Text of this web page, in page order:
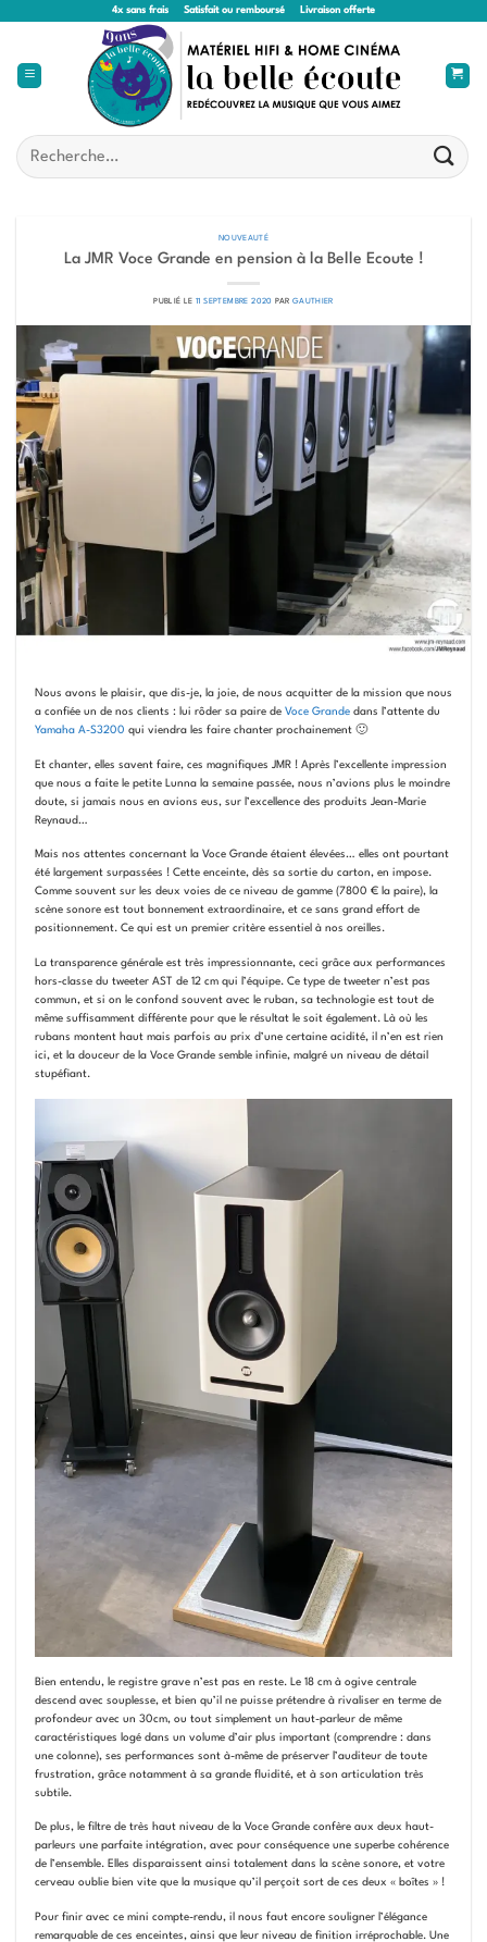
4x sans frais Satisfait ou remboursé Livraison offerte
Recherche
pour :
NOUVEAUTÉ
La JMR Voce Grande en pension à la Belle Ecoute !
PUBLIÉ LE 11 SEPTEMBRE 2020 PAR GAUTHIER
Nous avons le plaisir, que dis-je, la joie, de nous acquitter de la mission que nous
a confiée un de nos clients : lui rôder sa paire de Voce Grandedans l’attente du
Yamaha A-S3200 qui viendra les faire chanter prochainement 🙂
Et chanter, elles savent faire, ces magnifiques JMR ! Après l’excellente impression
que nous a faite le petite Lunna la semaine passée, nous n’avions plus le moindre
doute, si jamais nous en avions eus, sur l’excellence des produits Jean-Marie
Reynaud…
Mais nos attentes concernant la Voce Grande étaient élevées… elles ont pourtant
été largement surpassées ! Cette enceinte, dès sa sortie du carton, en impose.
Comme souvent sur les deux voies de ce niveau de gamme (7800 € la paire), la
scène sonore est tout bonnement extraordinaire, et ce sans grand effort de
positionnement. Ce qui est un premier critère essentiel à nos oreilles.
La transparence générale est très impressionnante, ceci grâce aux performances
hors-classe du tweeter AST de 12 cm qui l’équipe. Ce type de tweeter n’est pas
commun, et si on le confond souvent avec le ruban, sa technologie est tout de
même suffisamment différente pour que le résultat le soit également. Là où les
rubans montent haut mais parfois au prix d’une certaine acidité, il n’en est rien
ici, et la douceur de la Voce Grande semble infinie, malgré un niveau de détail
stupéfiant.
Bien entendu, le registre grave n’est pas en reste. Le 18 cm à ogive centrale
descend avec souplesse, et bien qu’il ne puisse prétendre à rivaliser en terme de
profondeur avec un 30cm, ou tout simplement un haut-parleur de même
caractéristiques logé dans un volume d’air plus important (comprendre : dans
une colonne), ses performances sont à-même de préserver l’auditeur de toute
frustration, grâce notamment à sa grande fluidité, et à son articulation très
subtile.
De plus, le filtre de très haut niveau de la Voce Grande confère aux deux haut-
parleurs une parfaite intégration, avec pour conséquence une superbe cohérence
de l’ensemble. Elles disparaissent ainsi totalement dans la scène sonore, et votre
cerveau oublie bien vite que la musique qu’il perçoit sort de ces deux « boîtes » !
Pour finir avec ce mini compte-rendu, il nous faut encore souligner l’élégance
remarquable de ces enceintes, ainsi que leur niveau de finition irréprochable. Une